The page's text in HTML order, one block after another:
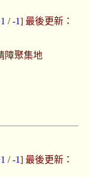
/-1] 最後更新：
障聚集地
/-1] 最後更新：